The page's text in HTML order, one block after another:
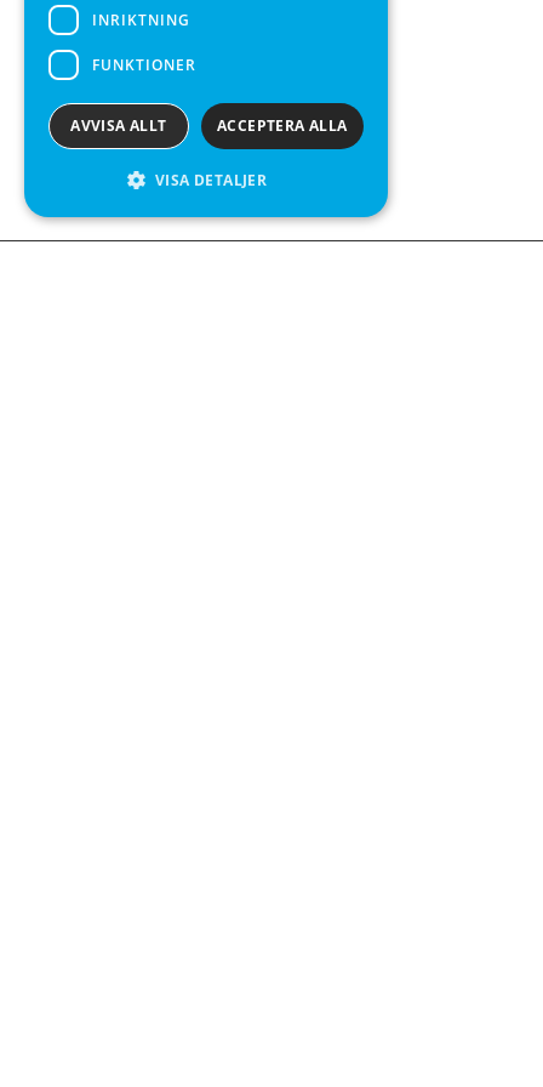
INRIKTNING
FUNKTIONER
ACCEPTERA ALLA
AVVISA ALLT
VISA DETALJER